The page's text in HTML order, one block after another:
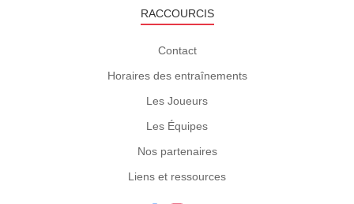
RACCOURCIS
Contact
Horaires des entraînements
Les Joueurs
Les Équipes
Nos partenaires
Liens et ressources